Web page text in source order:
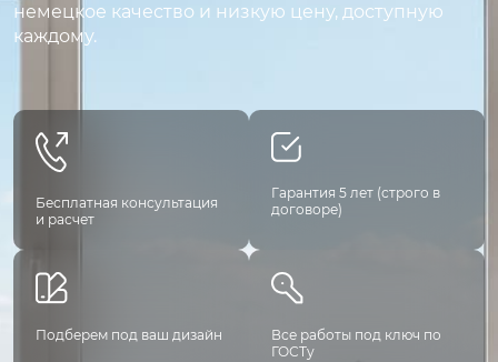
немецкое качество и низкую цену, доступную
каждому.
Бесплатная консультация
и расчет
Гарантия 5 лет (строго в
договоре)
Подберем под ваш дизайн
Все работы под ключ по
ГОСТу